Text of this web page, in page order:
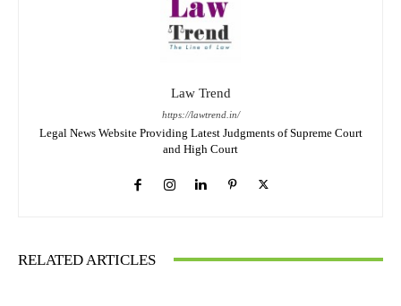
Law Trend
https://lawtrend.in/
Legal News Website Providing Latest Judgments of Supreme Court
and High Court
RELATED ARTICLES